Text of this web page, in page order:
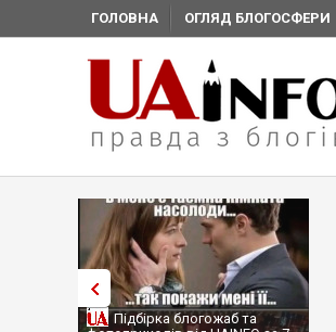
ГОЛОВНА ОГЛЯД БЛОГОСФЕРИ
Підбірка блогожаб та